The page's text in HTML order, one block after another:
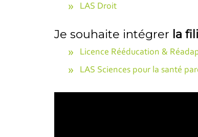
LAS Droit
Je souhaite intégrer la
Licence Rééducation &
LAS Sciences pour la santé